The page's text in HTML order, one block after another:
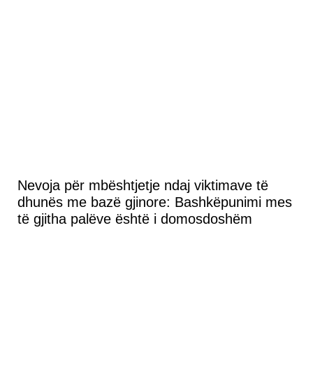
Nevoja për mbështjetje ndaj viktimave të
dhunës me bazë gjinore: Bashkëpunimi mes
të gjitha palëve është i domosdoshëm